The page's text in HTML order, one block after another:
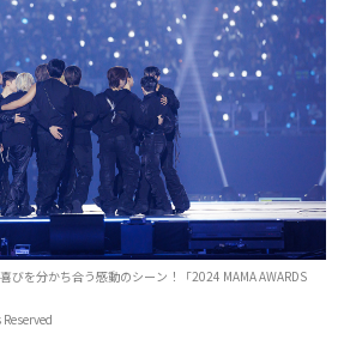
びを分かち合う感動のシーン！「2024 MAMA AWARDS
Reserved